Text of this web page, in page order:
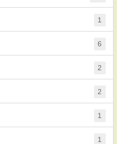
1
6
2
2
1
1